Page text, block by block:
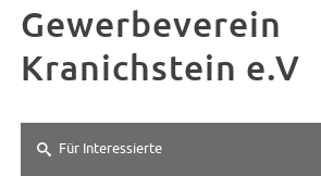
Gewerbeverein
Kranichstein e.V
Für Interessierte